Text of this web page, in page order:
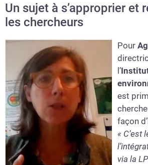
Un sujet à s’approprier et
les chercheurs
Pour
l’
est
façon
« C’est
via la